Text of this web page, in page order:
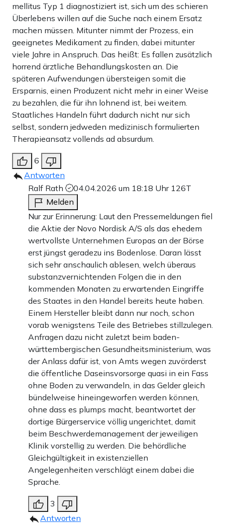
mellitus Typ 1 diagnostiziert ist, sich um des schieren
Überlebens willen auf die Suche nach einem Ersatz
machen müssen. Mitunter nimmt der Prozess, ein
geeignetes Medikament zu finden, dabei mitunter
viele Jahre in Anspruch. Das heißt: Es fallen zusätzlich
horrend ärztliche Behandlungskosten an. Die
späteren Aufwendungen übersteigen somit die
Ersparnis, einen Produzent nicht mehr in einer Weise
zu bezahlen, die für ihn lohnend ist, bei weitem.
Staatliches Handeln führt dadurch nicht nur sich
selbst, sondern jedweden medizinisch formulierten
Therapieansatz vollends ad absurdum.
6
Antworten
Ralf Rath
04.04.2026 um 18:18 Uhr 126T
Melden
Nur zur Erinnerung: Laut den Pressemeldungen fiel
die Aktie der Novo Nordisk A/S als das ehedem
wertvollste Unternehmen Europas an der Börse
erst jüngst geradezu ins Bodenlose. Daran lässt
sich sehr anschaulich ablesen, welch überaus
substanzvernichtenden Folgen die in den
kommenden Monaten zu erwartenden Eingriffe
des Staates in den Handel bereits heute haben.
Einem Hersteller bleibt dann nur noch, schon
vorab wenigstens Teile des Betriebes stillzulegen.
Anfragen dazu nicht zuletzt beim baden-
württembergischen Gesundheitsministerium, was
der Anlass dafür ist, von Amts wegen zuvörderst
die öffentliche Daseinsvorsorge quasi in ein Fass
ohne Boden zu verwandeln, in das Gelder gleich
bündelweise hineingeworfen werden können,
ohne dass es plumps macht, beantwortet der
dortige Bürgerservice völlig ungerichtet, damit
beim Beschwerdemanagement der jeweiligen
Klinik vorstellig zu werden. Die behördliche
Gleichgültigkeit in existenziellen
Angelegenheiten verschlägt einem dabei die
Sprache.
3
Antworten